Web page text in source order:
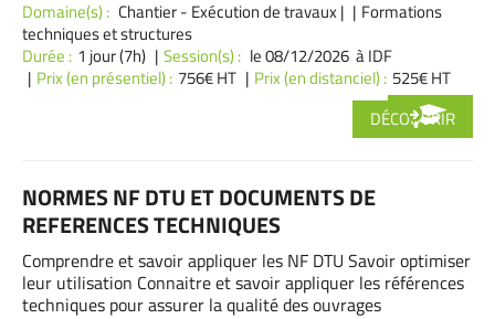
Domaine(s) : Chantier - Exécution de travaux|
Formations
techniques et structures
Durée : 1 jour (7h) Session(s) : le 08/12/2026 à IDF
Prix (en présentiel) : 756€ HT Prix (en distanciel) : 525€ HT
DÉCOUVRIR
NORMES NF DTU ET DOCUMENTS DE
REFERENCES TECHNIQUES
Comprendre et savoir appliquer les NF DTU Savoir optimiser
leur utilisation Connaitre et savoir appliquer les références
techniques pour assurer la qualité des ouvrages